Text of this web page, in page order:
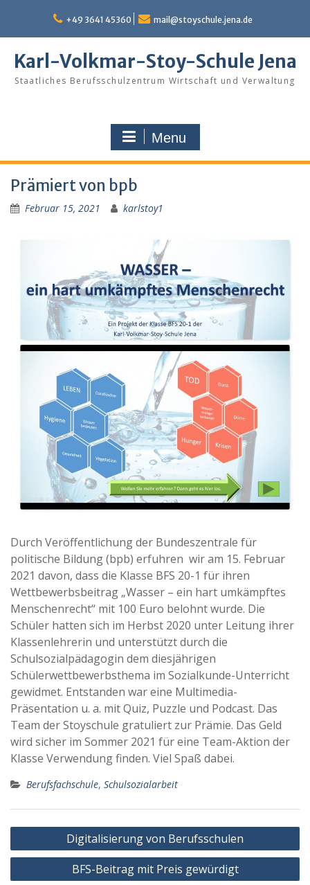
content
+49 3641 45360 mail@stoyschule.jena.de
Karl-Volkmar-Stoy-Schule Jena
Staatliches Berufsschulzentrum Wirtschaft und Verwaltung
Menu
Prämiert von bpb
Februar 15, 2021 karlstoy1
Durch Veröffentlichung der Bundeszentrale für
politische Bildung (bpb) erfuhren wir am 15. Februar
2021 davon, dass die Klasse BFS 20-1 für ihren
Wettbewerbsbeitrag „Wasser – ein hart umkämpftes
Menschenrecht“ mit 100 Euro belohnt wurde. Die
Schüler hatten sich im Herbst 2020 unter Leitung ihrer
Klassenlehrerin und unterstützt durch die
Schulsozialpädagogin dem diesjährigen
Schülerwettbewerbsthema im Sozialkunde-Unterricht
gewidmet. Entstanden war eine Multimedia-
Präsentation u. a. mit Quiz, Puzzle und Podcast. Das
Team der Stoyschule gratuliert zur Prämie. Das Geld
wird sicher im Sommer 2021 für eine Team-Aktion der
Klasse Verwendung finden. Viel Spaß dabei.
Berufsfachschule, Schulsozialarbeit
Beitragsnavigation
Digitalisierung von Berufsschulen
BFS-Beitrag mit Preis gewürdigt